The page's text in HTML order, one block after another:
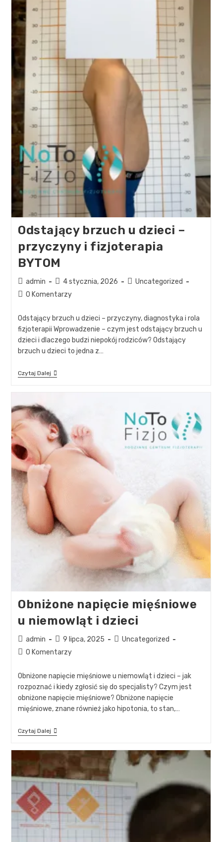
Odstający brzuch u dzieci –
przyczyny i fizjoterapia
BYTOM
admin 4 stycznia, 2026
Uncategorized
0 Komentarzy
Odstający brzuch u dzieci – przyczyny, diagnostyka i rola
fizjoterapii Wprowadzenie – czym jest odstający brzuch u
dzieci i dlaczego budzi niepokój rodziców? Odstający
brzuch u dzieci to jedna z…
Czytaj Dalej
Obniżone napięcie mięśniowe
u niemowląt i dzieci
admin 9 lipca, 2025
Uncategorized
0 Komentarzy
Obniżone napięcie mięśniowe u niemowląt i dzieci – jak
rozpoznać i kiedy zgłosić się do specjalisty? Czym jest
obniżone napięcie mięśniowe? Obniżone napięcie
mięśniowe, znane również jako hipotonia, to stan,…
Czytaj Dalej